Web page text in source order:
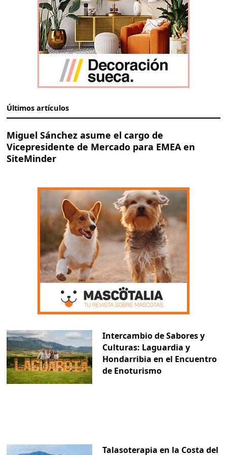
Últimos artículos
Miguel Sánchez asume el cargo de
Vicepresidente de Mercado para EMEA en
SiteMinder
Intercambio de Sabores y
Culturas: Laguardia y
Hondarribia en el Encuentro
de Enoturismo
Talasoterapia en la Costa del